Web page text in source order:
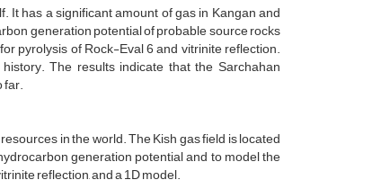
It has a significant amount of gas in Kangan and
generation potential of probable source rocks
pyrolysis of Rock-Eval 6 and vitrinite reflection.
The results indicate that the Sarchahan
far.
in the world. The Kish gas field is located
generation potential and to model the
reflection, and a 1D model.